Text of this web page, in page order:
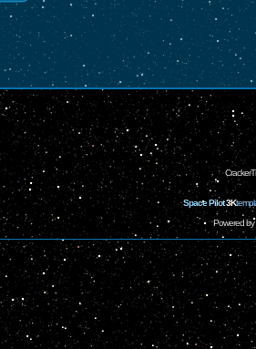
Space Pilot3K
Powered by